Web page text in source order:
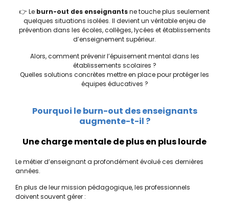
👉 Le burn-out des enseignantsne touche plus seulement
quelques situations isolées. Il devient un véritable enjeu de
prévention dans les écoles, collèges, lycées et établissements
d’enseignement supérieur.
Alors, comment prévenir l’épuisement mental dans les
établissements scolaires ?
Quelles solutions concrètes mettre en place pour protéger les
équipes éducatives ?
Pourquoi le burn-out des enseignants
augmente-t-il ?
Une charge mentale de plus en plus lourde
Le métier d’enseignant a profondément évolué ces dernières
années.
En plus de leur mission pédagogique, les professionnels
doivent souvent gérer :